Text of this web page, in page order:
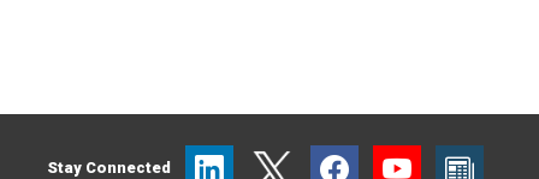
Stay Connected